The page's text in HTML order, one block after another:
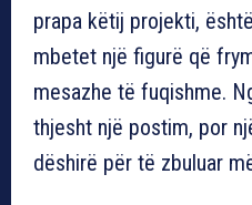
prapa këtij projekti,
mbetet një figurë që
mesazhe të fuqishme.
thjesht një postim, por
dëshirë për të zbuluar